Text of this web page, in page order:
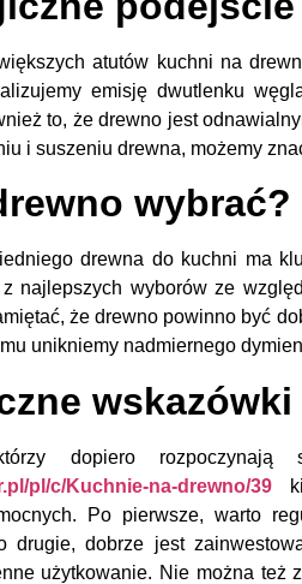
atutów kuchni na
emisję dwutlenku
to, że drewno jest
i suszeniu drewna, możemy
wybrać?
drewna do kuchni ma
najlepszych wyborów ze
że drewno powinno być
unikniemy nadmiernego
dopiero
pl/c/Kuchnie-na-drewno/39
Po pierwsze, warto
drugie, dobrze jest
użytkowanie. Nie można